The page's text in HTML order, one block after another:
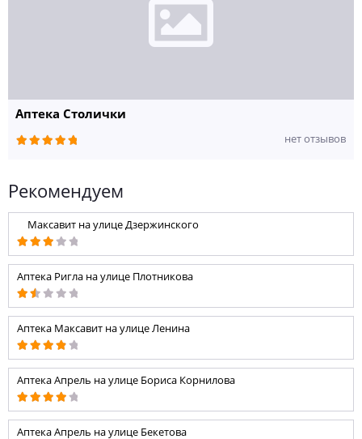
Аптека Столички
нет отзывов
Рекомендуем
⠀ Максавит на улице Дзержинского
Аптека Ригла на улице Плотникова
Аптека Максавит на улице Ленина
Аптека Апрель на улице Бориса Корнилова
Аптека Апрель на улице Бекетова